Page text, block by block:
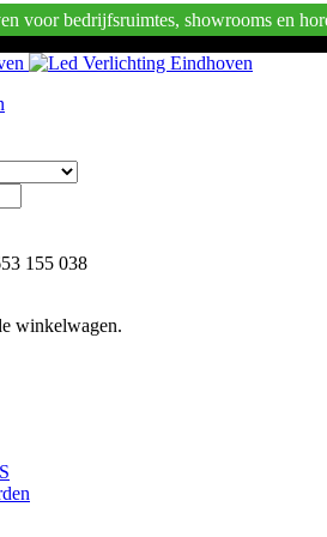
voor bedrijfsruimtes, showrooms en
155 038
winkelwagen.